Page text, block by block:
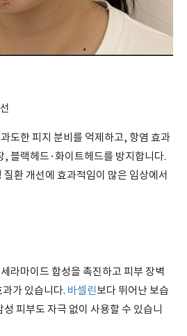
도한 피지 분비를 억제하고, 항염 효과
, 블랙헤드·화이트헤드를 방지합니다.
환 개선에 효과적임이 많은 임상에서
라마이드 합성을 촉진하고 피부 장벽
가 있습니다. 바셀린보다 뛰어난 보습
피부도 자극 없이 사용할 수 있습니